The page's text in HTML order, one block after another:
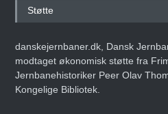
Støtte
danskejernbaner.dk, Dansk
modtaget økonomisk støtte fra
Jernbanehistoriker Peer Olav
Kongelige Bibliotek.